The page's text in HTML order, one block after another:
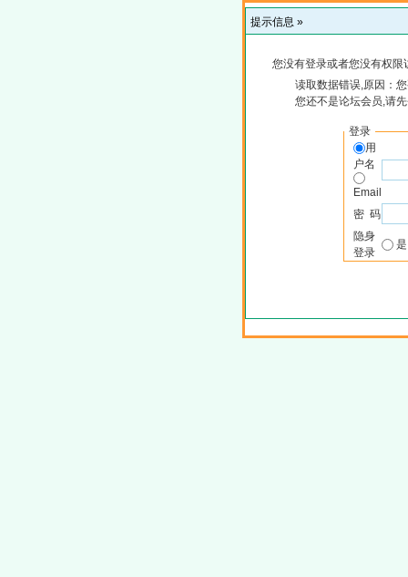
提示信息 »
您没有登录或者您没有权
读取数据错误,原因：
您还不是论坛会员,请
登录
用
户名
Email
密 码
隐身
登录